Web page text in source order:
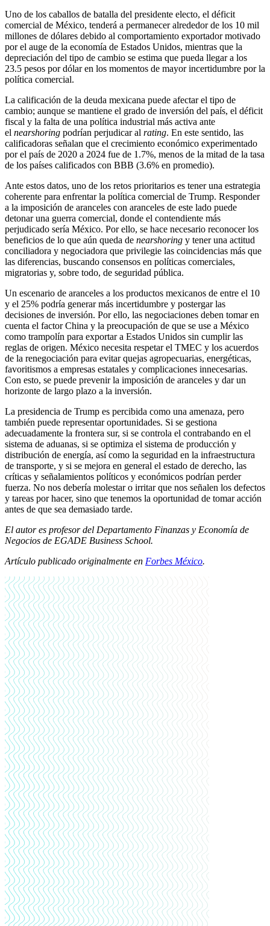
Uno de los caballos de batalla del presidente electo, el déficit
comercial de México, tenderá a permanecer alrededor de los 10 mil
millones de dólares debido al comportamiento exportador motivado
por el auge de la economía de Estados Unidos, mientras que la
depreciación del tipo de cambio se estima que pueda llegar a los
23.5 pesos por dólar en los momentos de mayor incertidumbre por la
política comercial.
La calificación de la deuda mexicana puede afectar el tipo de
cambio; aunque se mantiene el grado de inversión del país, el déficit
fiscal y la falta de una política industrial más activa ante
el nearshoring podrían perjudicar al rating. En este sentido, las
calificadoras señalan que el crecimiento económico experimentado
por el país de 2020 a 2024 fue de 1.7%, menos de la mitad de la tasa
de los países calificados con BBB (3.6% en promedio).
Ante estos datos, uno de los retos prioritarios es tener una estrategia
coherente para enfrentar la política comercial de Trump. Responder
a la imposición de aranceles con aranceles de este lado puede
detonar una guerra comercial, donde el contendiente más
perjudicado sería México. Por ello, se hace necesario reconocer los
beneficios de lo que aún queda de nearshoring y tener una actitud
conciliadora y negociadora que privilegie las coincidencias más que
las diferencias, buscando consensos en políticas comerciales,
migratorias y, sobre todo, de seguridad pública.
Un escenario de aranceles a los productos mexicanos de entre el 10
y el 25% podría generar más incertidumbre y postergar las
decisiones de inversión. Por ello, las negociaciones deben tomar en
cuenta el factor China y la preocupación de que se use a México
como trampolín para exportar a Estados Unidos sin cumplir las
reglas de origen. México necesita respetar el TMEC y los acuerdos
de la renegociación para evitar quejas agropecuarias, energéticas,
favoritismos a empresas estatales y complicaciones innecesarias.
Con esto, se puede prevenir la imposición de aranceles y dar un
horizonte de largo plazo a la inversión.
La presidencia de Trump es percibida como una amenaza, pero
también puede representar oportunidades. Si se gestiona
adecuadamente la frontera sur, si se controla el contrabando en el
sistema de aduanas, si se optimiza el sistema de producción y
distribución de energía, así como la seguridad en la infraestructura
de transporte, y si se mejora en general el estado de derecho, las
críticas y señalamientos políticos y económicos podrían perder
fuerza. No nos debería molestar o irritar que nos señalen los defectos
y tareas por hacer, sino que tenemos la oportunidad de tomar acción
antes de que sea demasiado tarde.
El autor es profesor del Departamento Finanzas y Economía de
Negocios de EGADE Business School.
Artículo publicado originalmente en Forbes México.